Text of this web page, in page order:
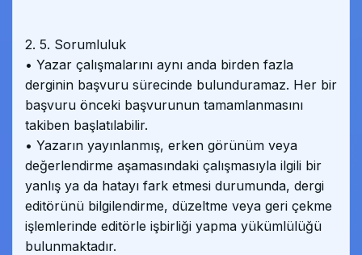
2. 5. Sorumluluk
• Yazar çalışmalarını aynı anda birden fazla
derginin başvuru sürecinde bulunduramaz. Her bir
başvuru önceki başvurunun tamamlanmasını
takiben başlatılabilir.
• Yazarın yayınlanmış, erken görünüm veya
değerlendirme aşamasındaki çalışmasıyla ilgili bir
yanlış ya da hatayı fark etmesi durumunda, dergi
editörünü bilgilendirme, düzeltme veya geri çekme
işlemlerinde editörle işbirliği yapma yükümlülüğü
bulunmaktadır.